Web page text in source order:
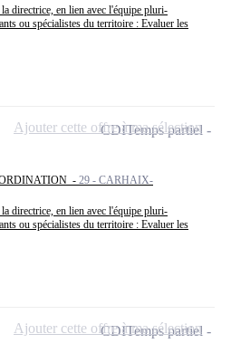
directrice, en lien avec l'équipe pluri-
ou spécialistes du territoire : Evaluer les
- 29 - CARHAIX-
directrice, en lien avec l'équipe pluri-
ou spécialistes du territoire : Evaluer les
CDITemps partiel
Ajouter cette offre à ma sélection
CDITemps partiel
Ajouter cette offre à ma sélection